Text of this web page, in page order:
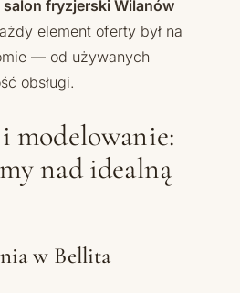
salon fryzjerski Wilanów
element oferty był na
— od używanych
obsługi.
modelowanie:
nad idealną
w Bellita